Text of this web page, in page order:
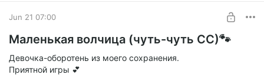
Jun 21 07:00
Маленькая волчица (чуть-чуть СС)🐾
Девочка-оборотень из моего сохранения.
Приятной игры 💕